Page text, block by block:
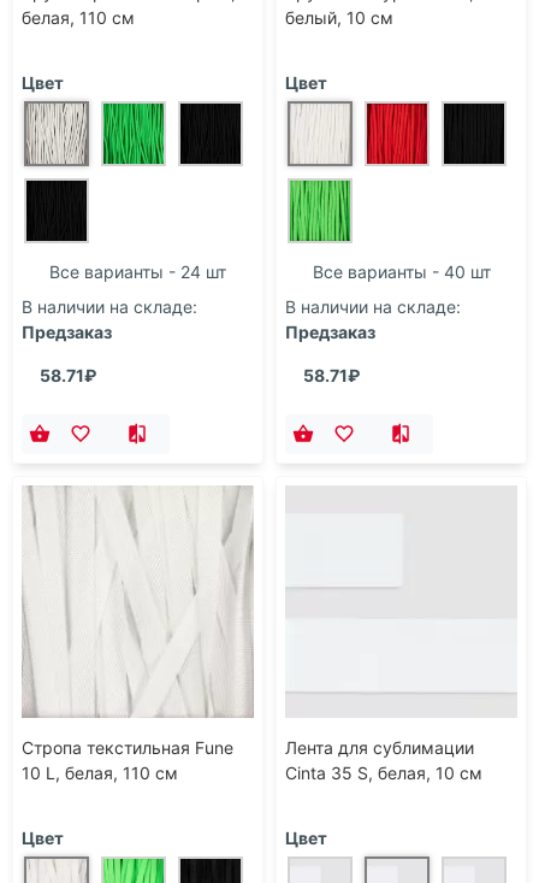
белая, 110 см
Цвет
Все варианты - 24 шт
В наличии на складе:
Предзаказ
58.71₽
белый, 10 см
Цвет
Все варианты - 40 шт
В наличии на складе:
Предзаказ
58.71₽
Стропа текстильная Fune
10 L, белая, 110 см
Цвет
Лента для сублимации
Cinta 35 S, белая, 10 см
Цвет